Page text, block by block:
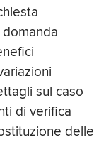
domanda
sul caso
di verifica
delle